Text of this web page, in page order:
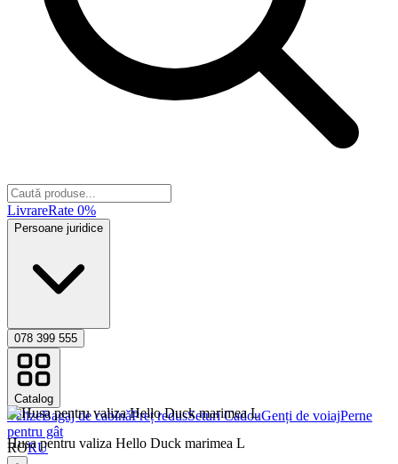
LivrareRate 0%
Persoane juridice
078 399 555
Catalog
ValizeBagaj de cabinǎPreț redusSeturi CadouGenți de voiajPerne
pentru gât
RORU
Husa pentru valiza Hello Duck marimea L